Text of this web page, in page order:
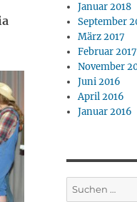
Januar 2018
September
März 2017
Februar 2017
November
Juni 2016
April 2016
Januar 2016
Suchen
nach: